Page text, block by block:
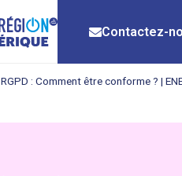
Contactez-
RGPD : Comment être conforme ? |